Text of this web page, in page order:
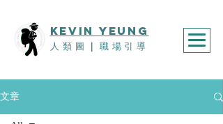
KEVIn YEUNG
人類圖 職場引導
文章